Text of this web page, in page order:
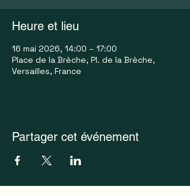
Heure et lieu
16 mai 2026, 14:00 – 17:00
Place de la Brèche, Pl. de la Brèche,
Versailles, France
Partager cet événement